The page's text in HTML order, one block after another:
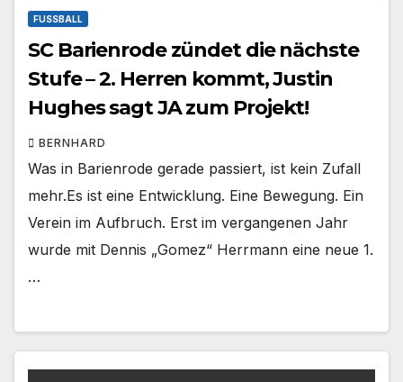
FUSSBALL
SC Barienrode zündet die nächste
Stufe – 2. Herren kommt, Justin
Hughes sagt JA zum Projekt!
BERNHARD
Was in Barienrode gerade passiert, ist kein Zufall
mehr.Es ist eine Entwicklung. Eine Bewegung. Ein
Verein im Aufbruch. Erst im vergangenen Jahr
wurde mit Dennis „Gomez“ Herrmann eine neue 1.
…